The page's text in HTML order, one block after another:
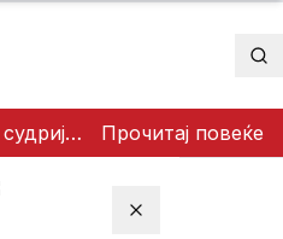
ВИДЕО: Се судрија патничко возило и камион на патот Гостивар – Страж Прочитај повеќе
Затвори мени